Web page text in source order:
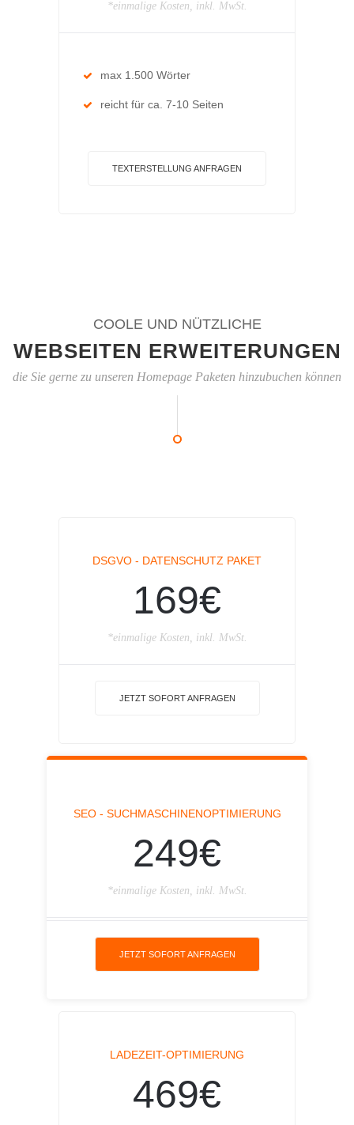
*einmalige Kosten, inkl. MwSt.
max 1.500 Wörter
reicht für ca. 7-10 Seiten
TEXTERSTELLUNG ANFRAGEN
COOLE UND NÜTZLICHE
WEBSEITEN ERWEITERUNGEN
die Sie gerne zu unseren Homepage Paketen hinzubuchen können
DSGVO - DATENSCHUTZ PAKET
169€
*einmalige Kosten, inkl. MwSt.
JETZT SOFORT ANFRAGEN
SEO - SUCHMASCHINENOPTIMIERUNG
249€
*einmalige Kosten, inkl. MwSt.
JETZT SOFORT ANFRAGEN
LADEZEIT-OPTIMIERUNG
469€